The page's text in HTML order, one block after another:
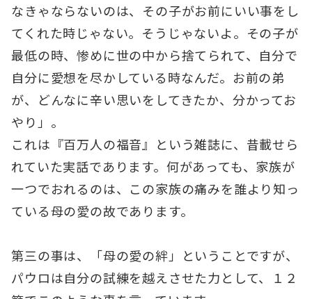
なきゃならないのは、その子がお前にいい事をし
てくれた時じゃない。そうじゃないよ。その子が
最低の時、惨めに世の中から捨てられて、自分で
自分に愛想を尽かしている時なんだ。お前の弟
が、どんなに辛い思いをしてきたか、分かってお
やり」。
これは『百万人の福音』という雑誌に、昔載せら
れていた実話であります。何があっても、家族が
一つでおれるのは、この家族の痛みを誰より知っ
ている母の愛の故であります。
第三の事は、「母の愛の絆」ということですが、
パウロは自分の試練を越えさせた力として、１２